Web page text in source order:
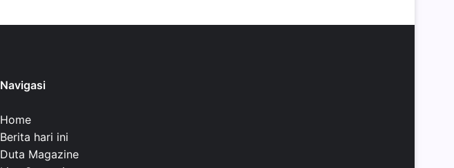
Navigasi
Home
Berita hari ini
Duta Magazine